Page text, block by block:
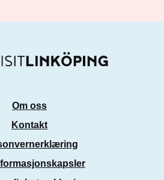
Om oss
Kontakt